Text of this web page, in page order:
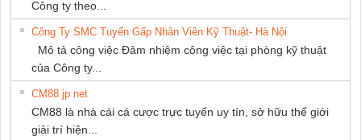
Công ty theo...
Công Ty SMC Tuyển Gấp Nhân Viên Kỹ Thuật- Hà Nội
Mô tả công việc Đảm nhiệm công việc tại phòng kỹ thuật
của Công ty...
CM88 jp net
CM88 là nhà cái cá cược trực tuyến uy tín, sở hữu thế giới
giải trí hiện...